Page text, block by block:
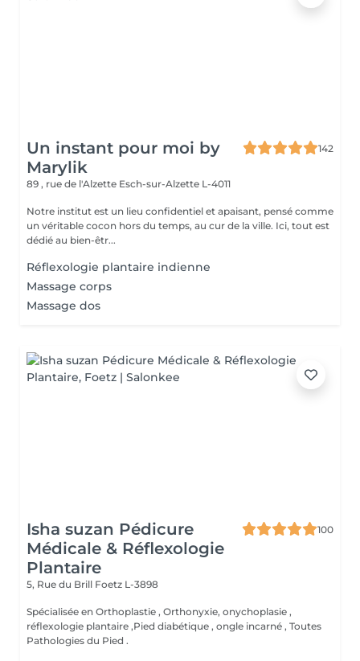
Un instant pour moi by
Marylik
142
89 , rue de l'Alzette Esch-sur-Alzette L-4011
Notre institut est un lieu confidentiel et apaisant, pensé comme
un véritable cocon hors du temps, au cur de la ville. Ici, tout est
dédié au bien-êtr...
Réflexologie plantaire indienne
Massage corps
Massage dos
Isha suzan Pédicure
Médicale & Réflexologie
Plantaire
100
5, Rue du Brill Foetz L-3898
Spécialisée en Orthoplastie , Orthonyxie, onychoplasie ,
réflexologie plantaire ,Pied diabétique , ongle incarné , Toutes
Pathologies du Pied .